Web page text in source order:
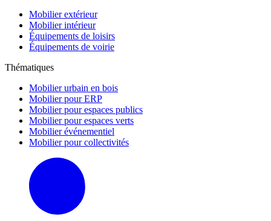
Mobilier extérieur
Mobilier intérieur
Équipements de loisirs
Équipements de voirie
Thématiques
Mobilier urbain en bois
Mobilier pour ERP
Mobilier pour espaces publics
Mobilier pour espaces verts
Mobilier événementiel
Mobilier pour collectivités